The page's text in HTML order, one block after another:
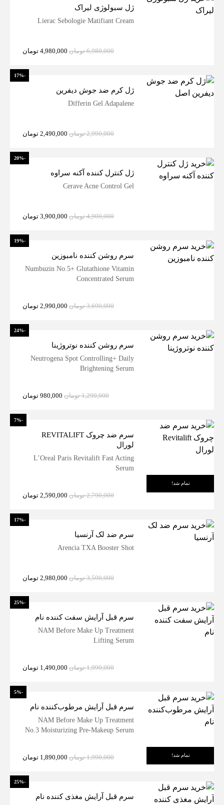
ژل سبولوژی لیراک
Lierac Sebologie Matifiant Cream
6,980,000 تومان 4,980,000 تومان
-17%
ژل کرم ضد جوش دیفرین
Differin Gel Adapalene
2,990,000 تومان 2,490,000 تومان
-20%
ژل کنترل کننده آکنه سراوه
Cerave Acne Control Gel
4,900,000 تومان 3,900,000 تومان
-19%
سرم روشن کننده نامبوزین
Numbuzin No.5+ Glutathione Vitamin
Concentrated Serum
3,690,000 تومان 2,990,000 تومان
-24%
سرم روشن کننده نوتروژینا
Neutrogena Spot Controlling+ Daily
Brightening Serum
1,290,000 تومان 980,000 تومان
-7%
تمام شد!
سرم ضد چروک REVITALIFT
لورال
L’Oreal Paris Revitalift Fast Acting
Serum
2,790,000 تومان 2,590,000 تومان
-17%
سرم ضد لک آرنسیا
Arencia TXA Booster Shot
3,590,000 تومان 2,980,000 تومان
-25%
سرم قبل آرایش سفت کننده نام
NAM Before Make Up Treatment
Lifting Serum
1,990,000 تومان 1,490,000 تومان
-5%
تمام شد!
سرم قبل آرایش مرطوب‌کننده نام
NAM Before Make Up Treatment
No.3 Moisturizing Pre-Makeup Serum
1,990,000 تومان 1,890,000 تومان
-25%
سرم قبل آرایش مغذی کننده نام